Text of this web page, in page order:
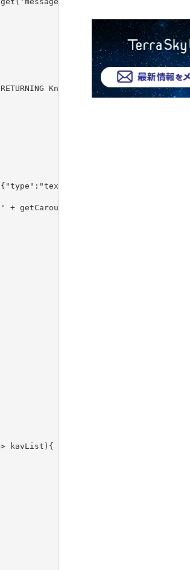
"text":"' + messageText +
+ getCarouselTemp(resultList) + ']}');
kavList){